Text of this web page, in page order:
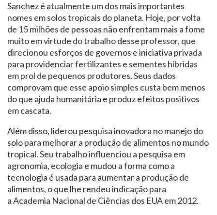
Sanchez é atualmente um dos mais importantes
nomes em solos tropicais do planeta. Hoje, por volta
de 15 milhões de pessoas não enfrentam mais a fome
muito em virtude do trabalho desse professor, que
direcionou esforços de governos e iniciativa privada
para providenciar fertilizantes e sementes híbridas
em prol de pequenos produtores. Seus dados
comprovam que esse apoio simples custa bem menos
do que ajuda humanitária e produz efeitos positivos
em cascata.
Além disso, liderou pesquisa inovadora no manejo do
solo para melhorar a produção de alimentos no mundo
tropical. Seu trabalho influenciou a pesquisa em
agronomia, ecologia e mudou a forma como a
tecnologia é usada para aumentar a produção de
alimentos, o que lhe rendeu indicação para
a Academia Nacional de Ciências dos EUA em 2012.